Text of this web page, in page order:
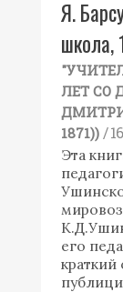
Я.
школа,
ЛЕТ СО
1871)) /
Эта
его
краткий